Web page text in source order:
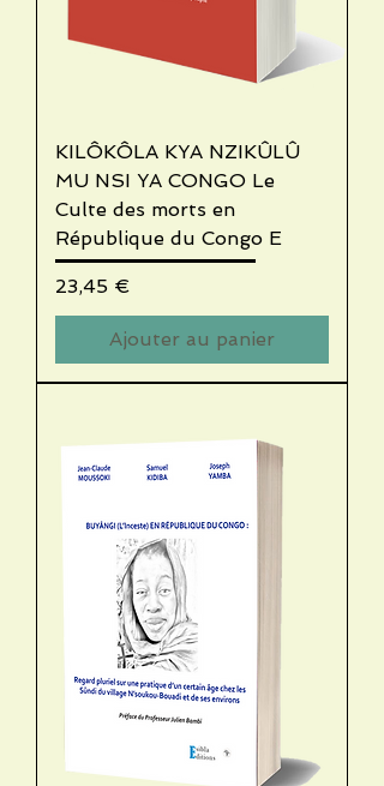
KILÔKÔLA KYA NZIKÛLÛ
MU NSI YA CONGO Le
Culte des morts en
République du Congo E
Prix
23,45 €
Ajouter au panier